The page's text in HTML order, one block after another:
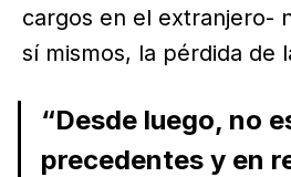
cargos en el extranjero-
sí mismos, la pérdida de
“Desde luego, no
precedentes y en